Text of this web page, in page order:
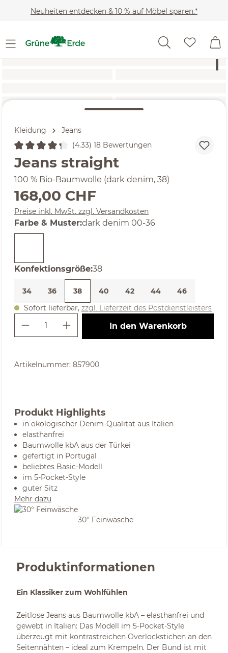
Zum Hauptinhalt springen
Neuheiten entdecken & 10 % auf Möbel sparen.*
Kleidung Jeans
Durchschnittliche Bewertung von 4.33 von 5 Sternen
(4.33) 18 Bewertungen
Jeans straight
100 % Bio-Baumwolle (dark denim, 38)
Regulärer Preis:
168,00 CHF
Preise inkl. MwSt. zzgl. Versandkosten
Farbe & Musterauswählen
:dark denim 00-36
Konfektionsgrößeauswählen
:38
34 36 38 40 42 44
46
Sofort lieferbar, zzgl. Lieferzeit des Postdienstleisters
Produkt Anzahl: Gib den
In den Warenkorb
Artikelnummer: 857900
Produkt Highlights
in ökologischer Denim-Qualität aus Italien
elasthanfrei
Baumwolle kbA aus der Türkei
gefertigt in Portugal
beliebtes Basic-Modell
im 5-Pocket-Style
guter Sitz
Mehr dazu
30° Feinwäsche
Produktinformationen
Ein Klassiker zum Wohlfühlen
Zeitlose Jeans aus Baumwolle kbA – elasthanfrei und
gewebt in Italien: Das Modell im 5-Pocket-Style
überzeugt mit kontrastreichen Overlockstichen an den
Seitennähten – ideal zum Krempeln. Der Bund ist mit